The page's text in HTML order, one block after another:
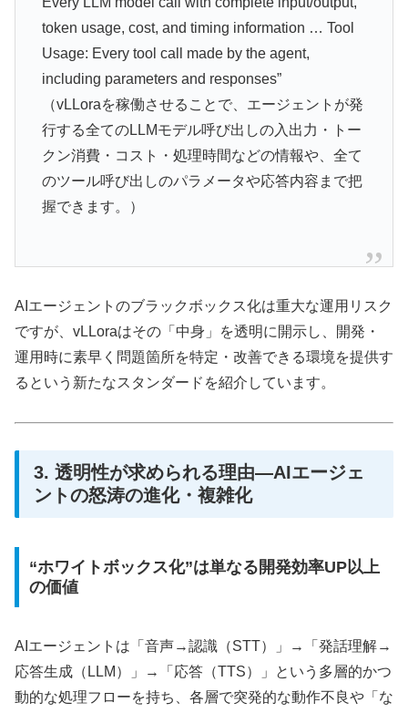
token usage, cost, and timing information … Tool
Usage: Every tool call made by the agent,
including parameters and responses”
（vLLoraを稼働させることで、エージェントが発
行する全てのLLMモデル呼び出しの入出力・トー
クン消費・コスト・処理時間などの情報や、全て
のツール呼び出しのパラメータや応答内容まで把
握できます。）
AIエージェントのブラックボックス化は重大な運用リスク
ですが、vLLoraはその「中身」を透明に開示し、開発・
運用時に素早く問題箇所を特定・改善できる環境を提供す
るという新たなスタンダードを紹介しています。
3. 透明性が求められる理由―AIエージェ
ントの怒涛の進化・複雑化
“ホワイトボックス化”は単なる開発効率UP以上
の価値
AIエージェントは「音声→認識（STT）」→「発話理解→
応答生成（LLM）」→「応答（TTS）」という多層的かつ
動的な処理フローを持ち、各層で突発的な動作不良や「な